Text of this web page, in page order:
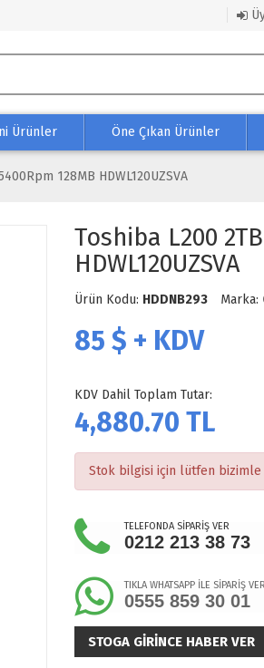
Ürünler Öne Çıkan Ürünler
128MB HDWL120UZSVA
Toshiba L200
HDWL120UZSVA
Ürün Kodu: HDDNB293 Marka:
85 $ + KDV
KDV Dahil Toplam Tutar:
4,880.70 TL
Stok bilgisi için lütfen bizimle
TELEFONDA SİPARİŞ VER
0212 213 38 73
TIKLA WHATSAPP İLE SİPARİŞ VER
0555 859 30 01
STOGA GIRINCE HABER VER